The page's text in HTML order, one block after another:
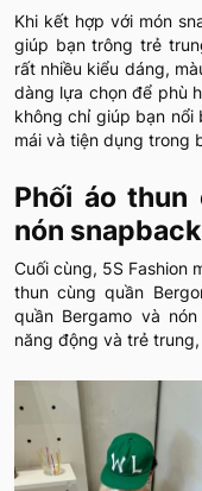
Khi kết hợp với món
giúp bạn trông trẻ
rất nhiều kiểu dáng,
dàng lựa chọn để phù
không chỉ giúp bạn
mái và tiện dụng trong
Phối áo thun
nón snapback
Cuối cùng, 5S Fashion
thun cùng quần
quần Bergamo và
năng động và trẻ